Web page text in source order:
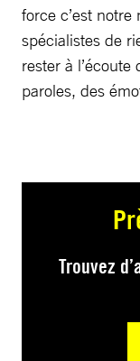
force c’est
spécialistes de
rester à
paroles, des
Trouvez